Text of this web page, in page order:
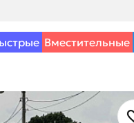
Вместительные